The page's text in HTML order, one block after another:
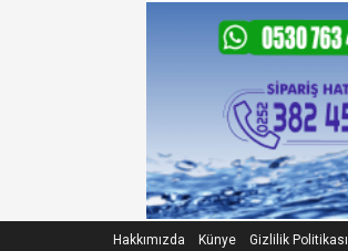
Hakkımızda Künye Gizlilik Politikası